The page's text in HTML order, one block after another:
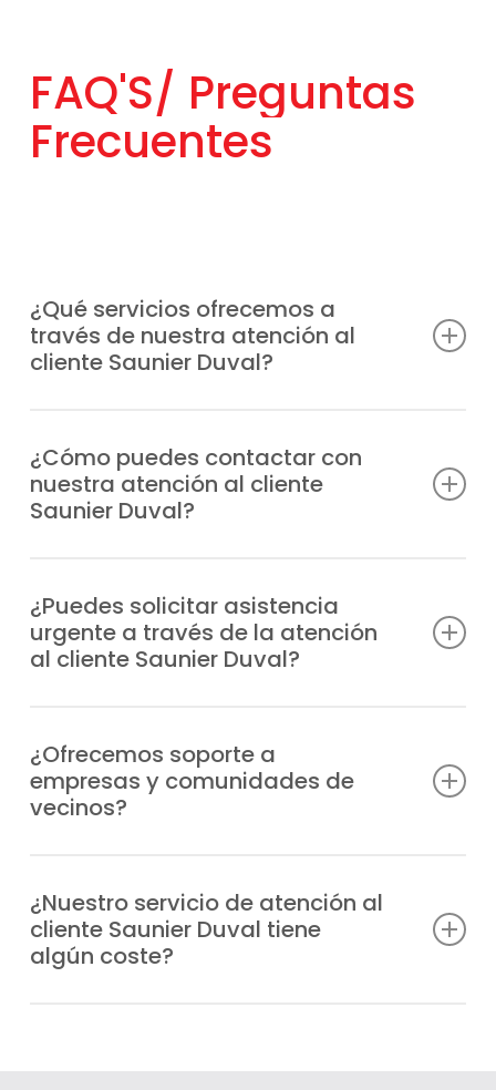
FAQ'S/ Preguntas
Frecuentes
¿Qué servicios ofrecemos a
través de nuestra atención al
cliente Saunier Duval?
técnicas, incidencias, solicitudes de
reparación, información sobre garantías y
todo lo relacionado con tus equipos
¿Cómo puedes contactar con
nuestra atención al cliente
Saunier Duval?
o escribirnos un WhatsApp; siempre
tendrás respuesta profesional.
¿Puedes solicitar asistencia
urgente a través de la atención
al cliente Saunier Duval?
urgencias de manera prioritaria y envía un
técnico especializado a cualquier zona de
Monteprincipe en el menor tiempo posible.
¿Ofrecemos soporte a
empresas y comunidades de
vecinos?
comunidades de vecinos y negocios de
Monteprincipe que necesiten información,
asesoramiento o asistencia técnica.
¿Nuestro servicio de atención al
cliente Saunier Duval tiene
algún coste?